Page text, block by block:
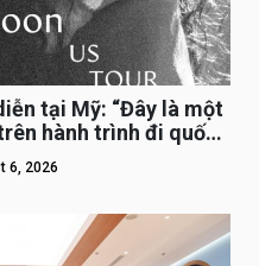
tại Mỹ: “Đây là một
hành trình đi quốc
6, 2026